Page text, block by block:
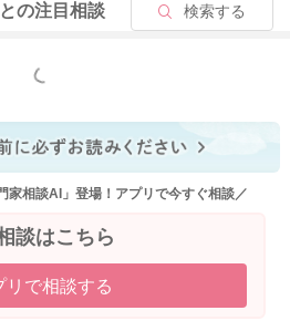
の注目相談 検索する
っと見る
家相談AI」登場！アプリで今すぐ相談／
談はこちら
リで相談する